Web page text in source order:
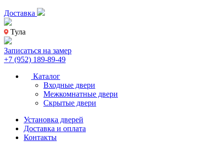
Доставка
Тула
Записаться на замер
+7 (952) 189-89-49
Каталог
Входные двери
Межкомнатные двери
Скрытые двери
Установка дверей
Доставка и оплата
Контакты